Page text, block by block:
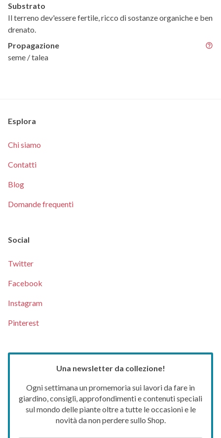
Substrato
Il terreno dev'essere fertile, ricco di sostanze organiche e ben
drenato.
Propagazione
seme / talea
Esplora
Chi siamo
Contatti
Blog
Domande frequenti
Social
Twitter
Facebook
Instagram
Pinterest
Una newsletter da collezione!
Ogni settimana un promemoria sui lavori da fare in
giardino, consigli, approfondimenti e contenuti speciali
sul mondo delle piante oltre a tutte le occasioni e le
novità da non perdere sullo Shop.